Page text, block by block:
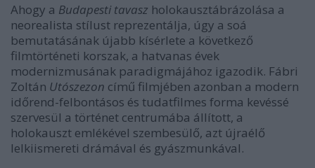
Ahogy a Budapesti tavasz holokausztábrázolása a
neorealista stílust reprezentálja, úgy a soá
bemutatásának újabb kísérlete a következő
filmtörténeti korszak, a hatvanas évek
modernizmusának paradigmájához igazodik. Fábri
Zoltán Utószezon című filmjében azonban a modern
időrend-felbontásos és tudatfilmes forma kevéssé
szervesül a történet centrumába állított, a
holokauszt emlékével szembesülő, azt újraélő
lelkiismereti drámával és gyászmunkával.